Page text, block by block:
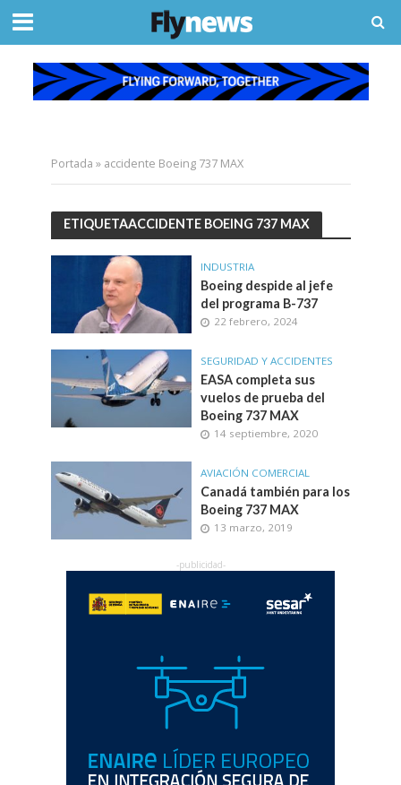
Portada » accidente Boeing 737 MAX
ETIQUETAACCIDENTE BOEING 737 MAX
INDUSTRIA
Boeing despide al jefe
del programa B-737
22 febrero, 2024
SEGURIDAD Y ACCIDENTES
EASA completa sus
vuelos de prueba del
Boeing 737 MAX
14 septiembre, 2020
AVIACIÓN COMERCIAL
Canadá también para los
Boeing 737 MAX
13 marzo, 2019